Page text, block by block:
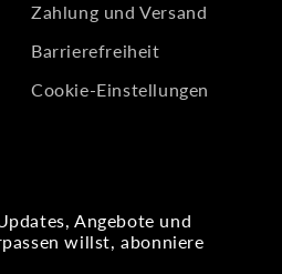
Zahlung und Versand
Barrierefreiheit
Cookie-Einstellungen
Angebote und
willst, abonniere